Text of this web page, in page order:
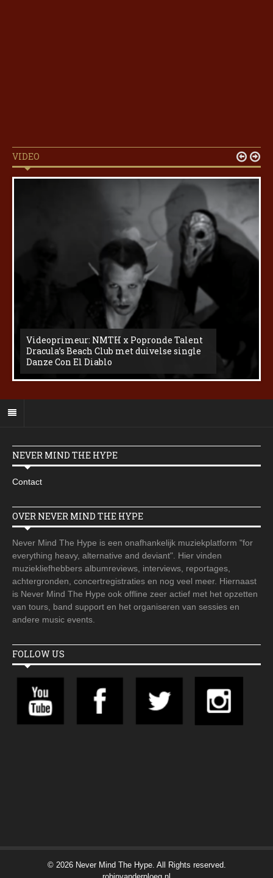
VIDEO
Videoprimeur: NMTH x Popronde Talent
Dracula’s Beach Club met duivelse single
Danze Con El Diablo
 
NEVER MIND THE HYPE
Contact
OVER NEVER MIND THE HYPE
Never Mind The Hype is een onafhankelijk muziekplatform "for
everything heavy, alternative and deviant". Hier vinden
muziekliefhebbers albumreviews, interviews, reportages,
achtergronden, concertregistraties en nog veel meer. Hiernaast
is Never Mind The Hype ook offline zeer actief met het opzetten
van tours, band support en het organiseren van sessies en
andere music events.
FOLLOW US
© 2026 Never Mind The Hype. All Rights reserved.